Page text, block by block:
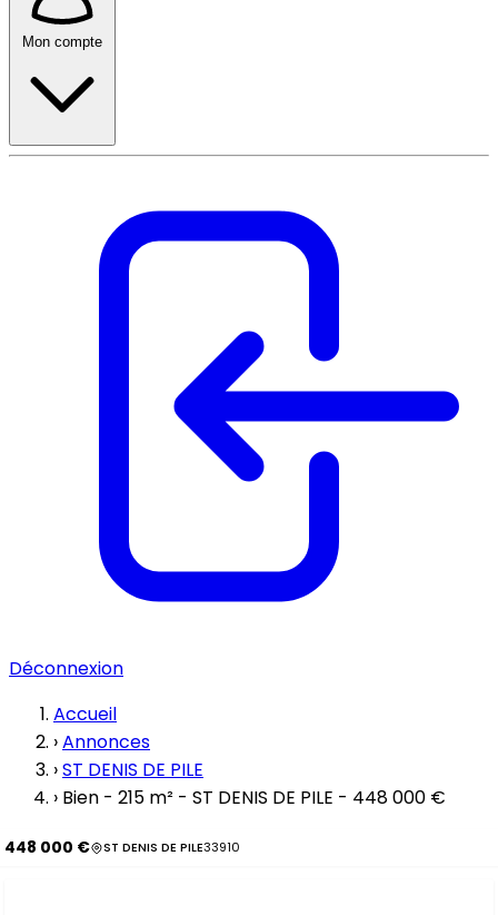
Mon compte
Déconnexion
Accueil
›Annonces
›ST DENIS DE PILE
› Bien - 215 m² - ST DENIS DE PILE - 448 000 €
448 000 € ST DENIS DE PILE33910